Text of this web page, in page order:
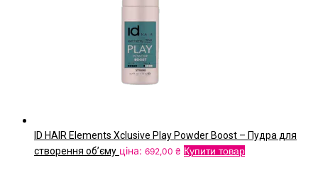
ID HAIR Elements Xclusive Play Powder Boost – Пудра для
створення об’єму ціна: 692,00 ₴ Купити товар